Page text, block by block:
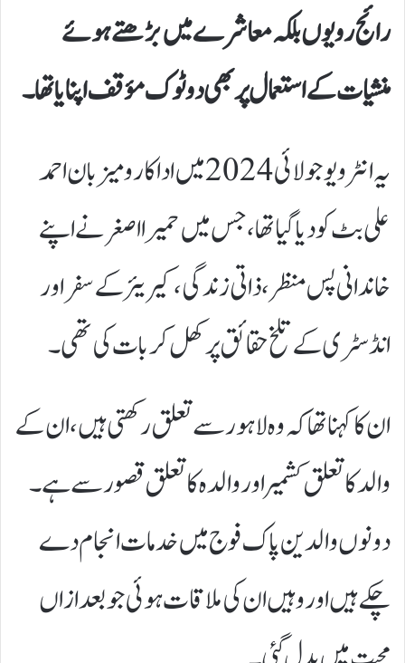
رائج رویوں بلکہ معاشرے میں بڑھتے ہوئے
منشیات کے استعمال پر بھی دوٹوک مؤقف اپنایا تھا۔
یہ انٹرویو جولائی 2024 میں اداکار و میزبان احمد
علی بٹ کو دیا گیا تھا، جس میں حمیرا اصغر نے اپنے
خاندانی پس منظر، ذاتی زندگی، کیریئر کے سفر اور
انڈسٹری کے تلخ حقائق پر کھل کر بات کی تھی۔
ان کا کہنا تھا کہ وہ لاہور سے تعلق رکھتی ہیں، ان کے
والد کا تعلق کشمیر اور والدہ کا تعلق قصور سے ہے۔
دونوں والدین پاک فوج میں خدمات انجام دے
چکے ہیں اور وہیں ان کی ملاقات ہوئی جو بعد ازاں